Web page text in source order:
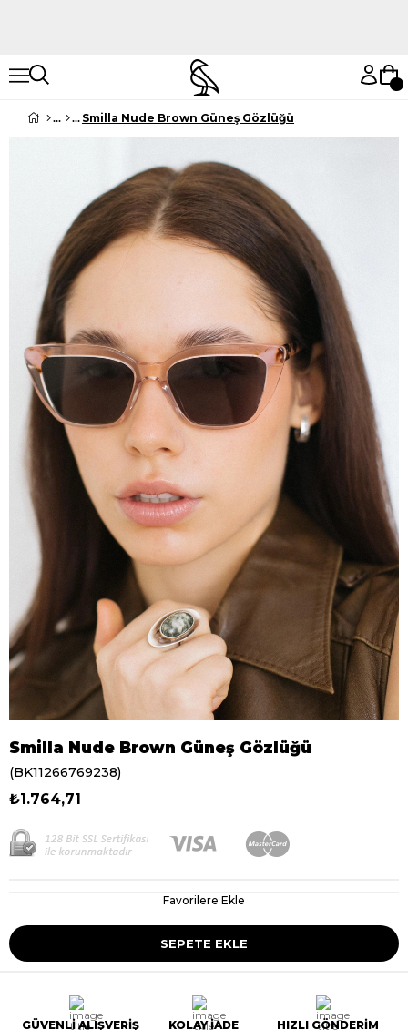
Smilla Nude Brown Güneş Gözlüğü
Smilla Nude Brown Güneş Gözlüğü
(BK11266769238)
₺1.764,71
Favorilere Ekle
GÜVENLİ ALIŞVERİŞ KOLAY İADE HIZLI GÖNDERİM